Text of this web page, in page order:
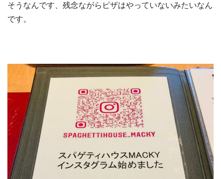
そうなんです、残念ながらピザはやっていないみたいなん
です。